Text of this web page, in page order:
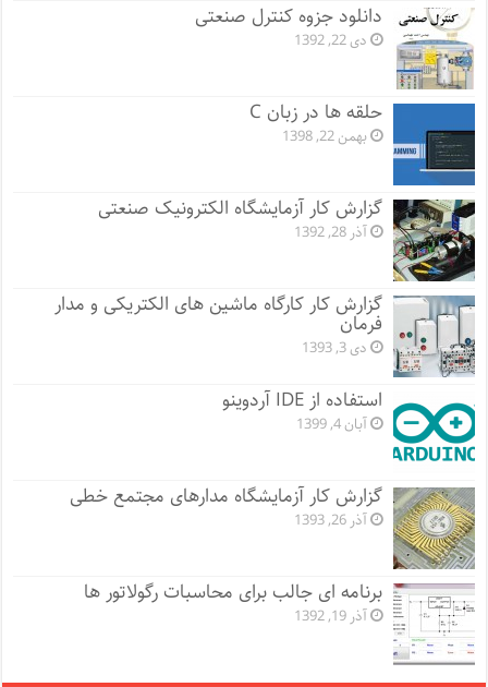
دانلود جزوه کنترل صنعتی
دی 22, 1392
حلقه ها در زبان C
بهمن 22, 1398
گزارش کار آزمایشگاه الکترونیک صنعتی
آذر 28, 1392
گزارش کار کارگاه ماشین های الکتریکی و مدار
فرمان
دی 3, 1393
استفاده از IDE آردوینو
آبان 4, 1399
گزارش کار آزمایشگاه مدارهای مجتمع خطی
آذر 26, 1393
برنامه ای جالب برای محاسبات رگولاتور ها
آذر 19, 1392